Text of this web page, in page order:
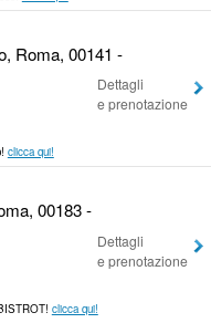
Roma, 00141 -
Dettagli
e prenotazione
clicca qui!
00183 -
Dettagli
e prenotazione
clicca qui!